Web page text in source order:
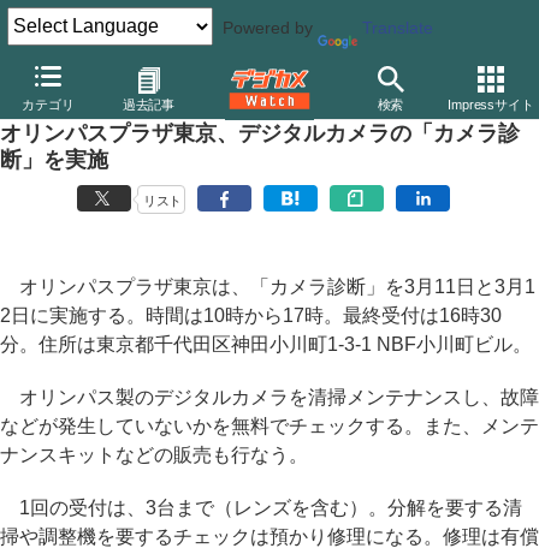
Powered by Translate
カテゴリ 過去記事 検索 Impressサイト
デジカメ Watch 業界動向 企業
オリンパスプラザ東京、デジタルカメラの「カメラ診
断」を実施
リスト
オリンパスプラザ東京は、「カメラ診断」を3月11日と3月1
2日に実施する。時間は10時から17時。最終受付は16時30
分。住所は東京都千代田区神田小川町1-3-1 NBF小川町ビル。
オリンパス製のデジタルカメラを清掃メンテナンスし、故障
などが発生していないかを無料でチェックする。また、メンテ
ナンスキットなどの販売も行なう。
1回の受付は、3台まで（レンズを含む）。分解を要する清
掃や調整機を要するチェックは預かり修理になる。修理は有償